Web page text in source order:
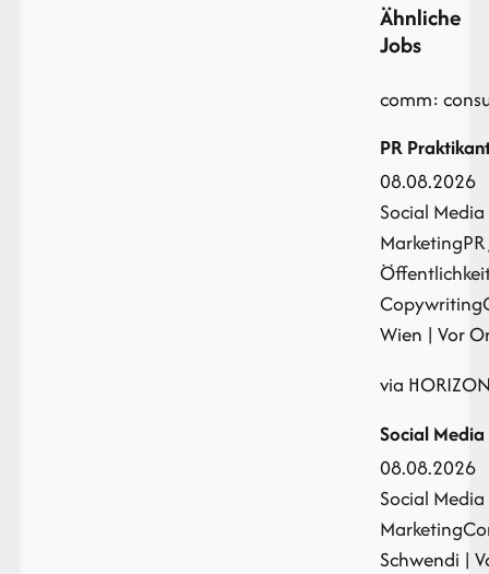
Ähnliche
Jobs
comm:
PR
08.08.2026
Social
Marketing
Copywriting
Wien | Vor
via
Social
08.08.2026
Social
Marketing
Schwendi |